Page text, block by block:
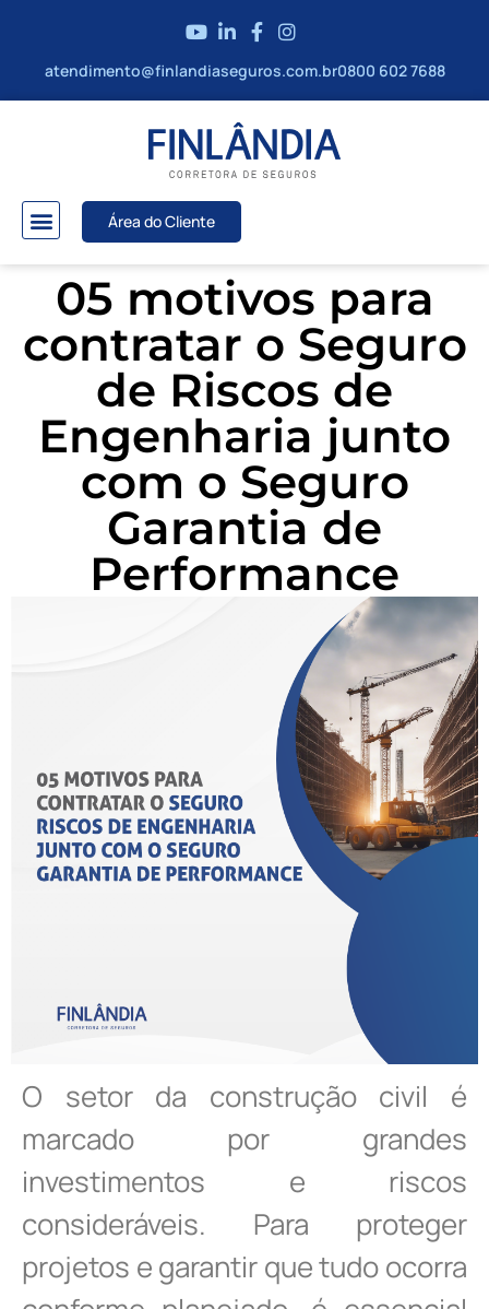
atendimento@finlandiaseguros.com.br0800 602 7688
Área do Cliente
05 motivos para
contratar o Seguro
de Riscos de
Engenharia junto
com o Seguro
Garantia de
Performance
O setor da construção civil é
marcado por grandes
investimentos e riscos
consideráveis. Para proteger
projetos e garantir que tudo ocorra